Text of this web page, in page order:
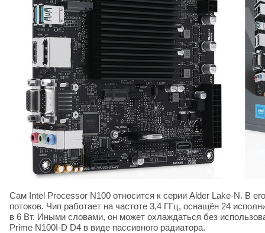
Сам Intel Processor N100 относится к серии Alder Lake-N. В
потоков. Чип работает на частоте 3,4 ГГц, оснащён 24
в 6 Вт. Иными словами, он может охлаждаться без
Prime N100I-D D4 в виде пассивного радиатора.